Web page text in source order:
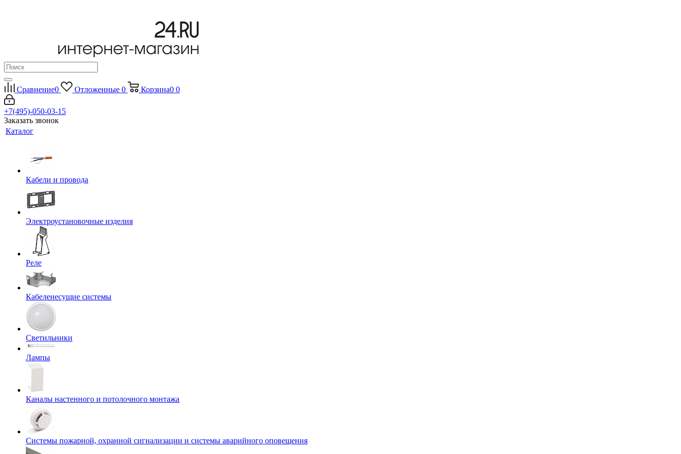
Сравнение0 Отложенные 0 Корзина0 0
+7(495)-050-03-15
Заказать звонок
Каталог
Кабели и провода
Электроустановочные изделия
Реле
Кабеленесущие системы
Светильники
Лампы
Каналы настенного и потолочного монтажа
Системы пожарной, охранной сигнализации и системы аварийного оповещения